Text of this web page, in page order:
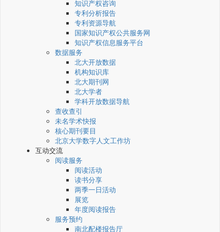
知识产权咨询
专利分析报告
专利资源导航
国家知识产权公共服务网
知识产权信息服务平台
数据服务
北大开放数据
机构知识库
北大期刊网
北大学者
学科开放数据导航
查收查引
未名学术快报
核心期刊要目
北京大学数字人文工作坊
互动交流
阅读服务
阅读活动
读书分享
两季一日活动
展览
年度阅读报告
服务预约
南北配楼报告厅